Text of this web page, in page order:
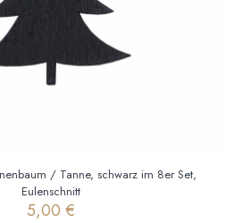
/ Tanne, schwarz im 8er Set,
Eulenschnitt
5,00 €